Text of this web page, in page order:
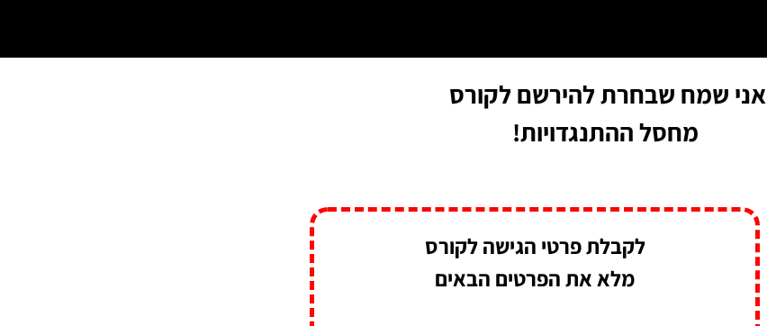
אני שמח שבחרת להירשם לקורס
מחסל ההתנגדויות!
לקבלת פרטי הגישה לקורס
מלא את הפרטים הבאים